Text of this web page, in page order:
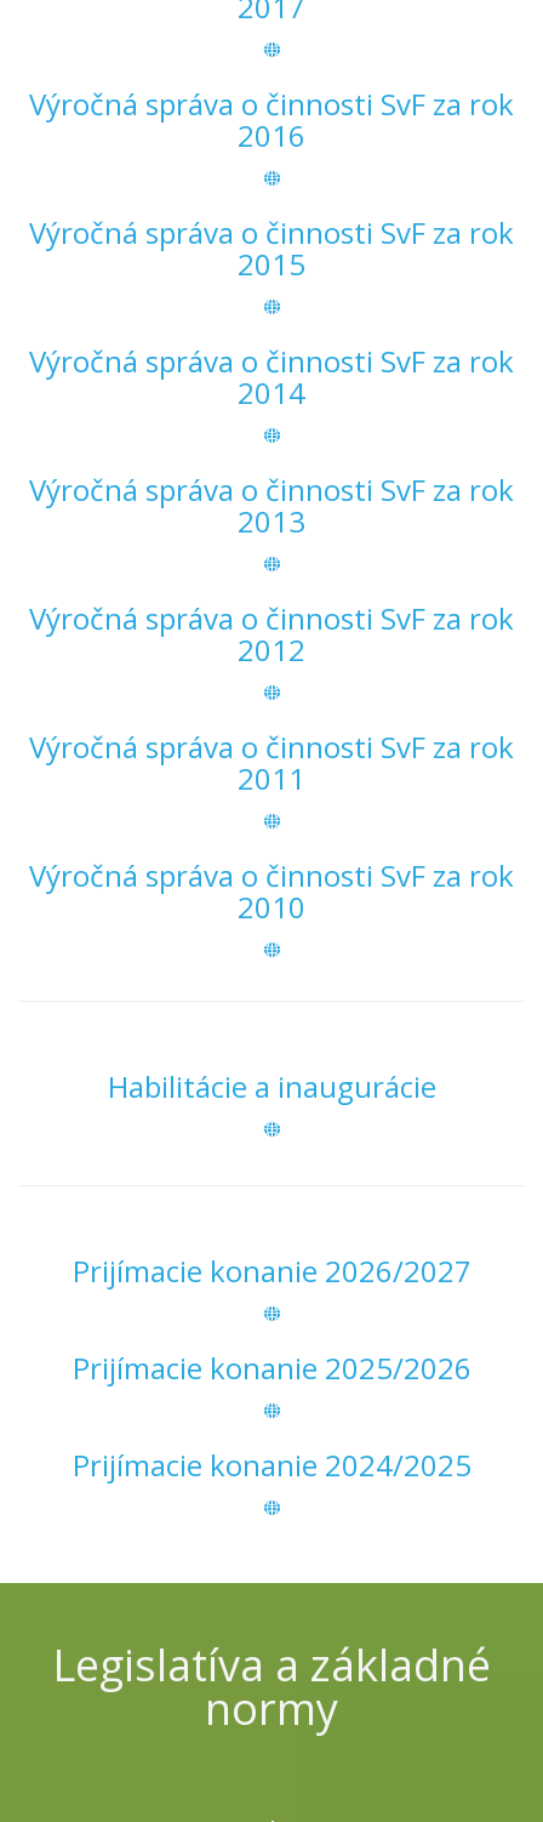
Výročná správa o činnosti SvF za rok
2016
Výročná správa o činnosti SvF za rok
2015
Výročná správa o činnosti SvF za rok
2014
Výročná správa o činnosti SvF za rok
2013
Výročná správa o činnosti SvF za rok
2012
Výročná správa o činnosti SvF za rok
2011
Výročná správa o činnosti SvF za rok
2010
Habilitácie a inaugurácie
Prijímacie konanie 2026/2027
Prijímacie konanie 2025/2026
Prijímacie konanie 2024/2025
Legislatíva a základné
normy